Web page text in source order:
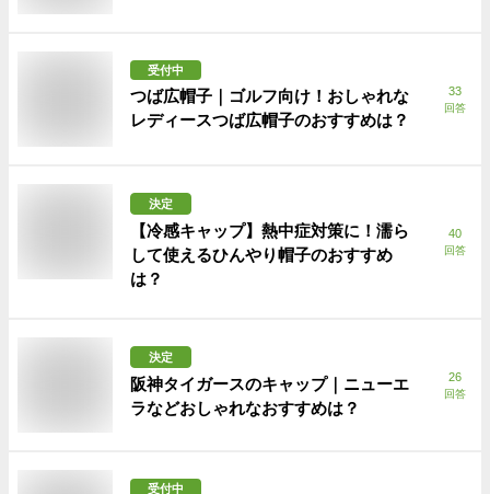
受付中
つば広帽子｜ゴルフ向け！おしゃれな
レディースつば広帽子のおすすめは？
33
回答
決定
【冷感キャップ】熱中症対策に！濡ら
して使えるひんやり帽子のおすすめ
は？
40
回答
決定
阪神タイガースのキャップ｜ニューエ
ラなどおしゃれなおすすめは？
26
回答
受付中